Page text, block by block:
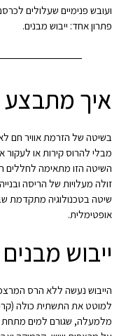
ועובש פנימיים שעלולים
פתרון אחד: ייבוש מבנים.
איך מתבצע
בשיטה של הזרמת אוויר חם
מבלי להרוס קירות או
השיטה הזו מתאימה לחללים
זולה מעלויות של הריסה
שיטה בטכנולוגיה מתקדמת
אופטימלית.
ייבוש
הייבוש נעשה ללא הרס
למוטט את התשתית כולה
מלמעלה, שגורם למים מתחת